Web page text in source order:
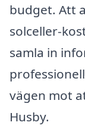
budget. Att
solceller-
samla in
vägen mot
Husby.